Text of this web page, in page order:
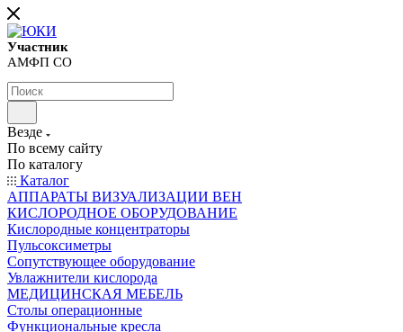
Участник
АМФП СО
Везде
По всему сайту
По каталогу
Каталог
АППАРАТЫ ВИЗУАЛИЗАЦИИ ВЕН
КИСЛОРОДНОЕ ОБОРУДОВАНИЕ
Кислородные концентраторы
Пульсоксиметры
Сопутствующее оборудование
Увлажнители кислорода
МЕДИЦИНСКАЯ МЕБЕЛЬ
Столы операционные
Функциональные кресла